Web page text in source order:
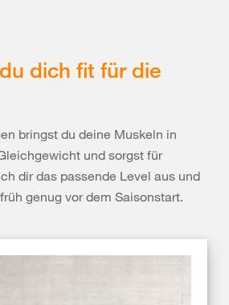
dich fit für die
bringst du deine Muskeln in
und sorgst für
dir das passende Level aus und
genug vor dem Saisonstart.